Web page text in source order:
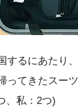
するにあたり、
ってきたスー
、私：2つ)